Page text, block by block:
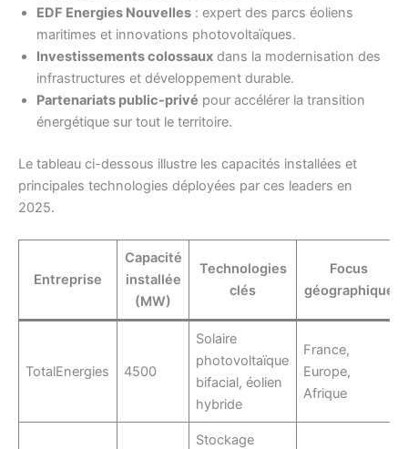
EDF Energies Nouvelles : expert des parcs éoliens
maritimes et innovations photovoltaïques.
Investissements colossaux dans la modernisation des
infrastructures et développement durable.
Partenariats public-privé pour accélérer la transition
énergétique sur tout le territoire.
Le tableau ci-dessous illustre les capacités installées et
principales technologies déployées par ces leaders en
2025.
Entreprise
Capacité
installée
(MW)
Technologies
clés
Focus
géographique
TotalEnergies 4500
Solaire
photovoltaïque
bifacial, éolien
hybride
France,
Europe,
Afrique
Stockage